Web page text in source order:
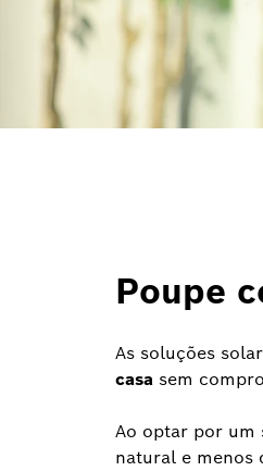
Poupe
As soluções
casa sem
Ao optar por um
natural e menos